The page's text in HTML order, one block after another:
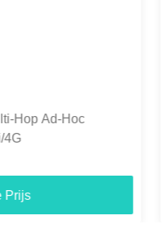
strakke rugzak
audio-zender met
Prijs